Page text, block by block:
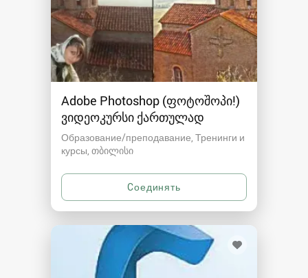
Adobe Photoshop (ფოტოშოპი!)
ვიდეოკურსი ქართულად
Образование/преподавание, Тренинги и
курсы თბილისი